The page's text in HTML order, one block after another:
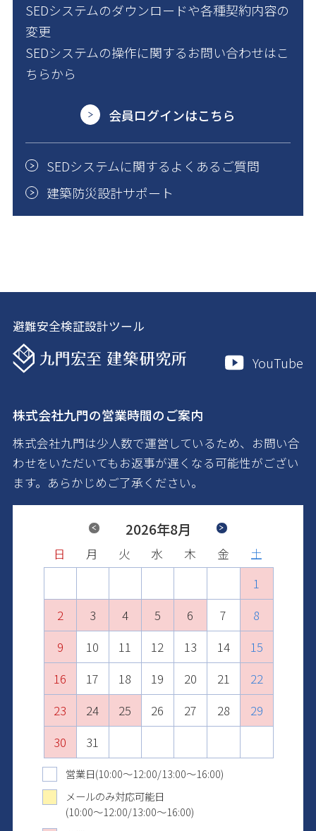
SEDシステムのダウンロードや各種契約内容の
変更
SEDシステムの操作に関するお問い合わせはこ
ちらから
会員ログインはこちら
SEDシステムに関するよくあるご質問
建築防災設計サポート
避難安全検証設計ツール
YouTube
株式会社九門の営業時間のご案内
株式会社九門は少人数で運営しているため、お問い合
わせをいただいてもお返事が遅くなる可能性がござい
ます。あらかじめご了承ください。
2026年8月
日 月 火 水 木 金
土
1
2
3 4 5 6 7
8
9
10 11 12 13 14
15
16
17 18 19 20 21
22
23
24 25 26 27 28
29
30
31
日 月 火 水 木 金
土
5
6
7 8 9 10 11
12
13
14 15 16 17 18
19
20
21 22 23 24 25
26
27
28 29 30
日 月 火 水 木 金
土
3
4
5 6 7 8 9
10
11
12 13 14 15 16
17
18
19 20 21 22 23
24
25
26 27 28 29 30 31
日 月 火 水 木 金
土
7
8
9 10 11 12 13
14
15
16 17 18 19 20
21
22
23 24 25 26 27
28
29
30
日 月 火 水 木 金
土
5
6
7 8 9 10 11
12
13
14 15 16 17 18
19
20
21 22 23 24 25
26
27
28 29 30 31
日 月 火 水 木 金
土
2
3
4 5 6 7 8
9
10
11 12 13 14 15
16
17
18 19 20 21 22
23
24
25 26 27 28 29
30
31
営業日(10:00～12:00/13:00～16:00)
メールのみ対応可能日
(10:00～12:00/13:00～16:00)